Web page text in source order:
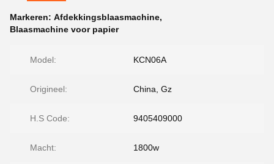
Markeren: Afdekkingsblaasmachine,
Blaasmachine voor papier
Model: KCN06A
Origineel: China, Gz
H.S Code: 9405409000
Macht: 1800w